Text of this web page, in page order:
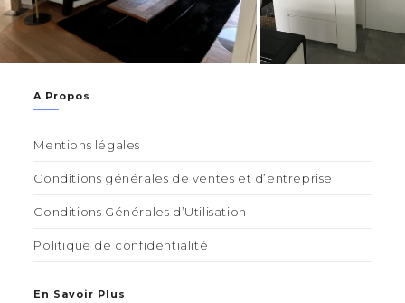
A Propos
Mentions légales
Conditions générales de ventes et d’entreprise
Conditions Générales d’Utilisation
Politique de confidentialité
En Savoir Plus